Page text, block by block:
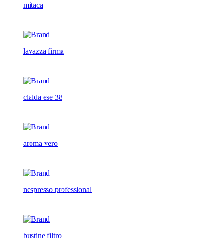
mitaca
lavazza firma
cialda ese 38
aroma vero
nespresso professional
bustine filtro